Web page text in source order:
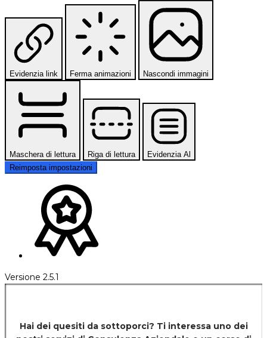
Evidenzia link Ferma animazioni Nascondi immagini
Maschera di lettura Riga di lettura
Evidenzia Al
Reimposta impostazioni
Versione 2.5.1
Hai dei quesiti da sottoporci? Ti interessa uno dei